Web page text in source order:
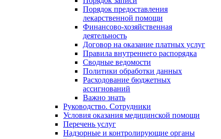
Порядок предоставления
лекарственной помощи
Финансово-хозяйственная
деятельность
Договор на оказание платных услуг
Правила внутреннего распорядка
Сводные ведомости
Политики обработки данных
Расходование бюджетных
ассигнований
Важно знать
Руководство. Сотрудники
Условия оказания медицинской помощи
Перечень услуг
Надзорные и контролирующие органы